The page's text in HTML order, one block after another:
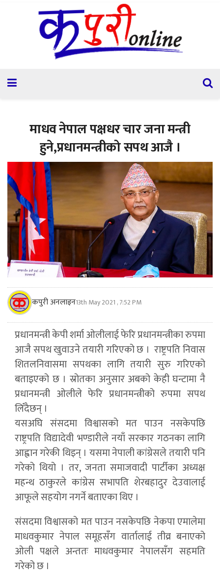
माधव नेपाल पक्षधर चार जना मन्त्री
हुने,प्रधानमन्त्रीको सपथ आजै ।
कपुरी अनलाइन13th May 2021 , 7:52 PM
प्रधानमन्त्री केपी शर्मा ओलीलाई फेरि प्रधानमन्त्रीका रुपमा
आजै सपथ खुवाउने तयारी गरिएको छ । राष्ट्रपति निवास
शितलनिवासमा सपथका लागि तयारी सुरु गरिएको
बताइएको छ । स्रोतका अनुसार अबको केही घन्टामा नै
प्रधानमन्त्री ओलीले फेरि प्रधानमन्त्रीको रुपमा सपथ
लिँदैछन् ।
यसअघि संसदमा विश्वासको मत पाउन नसकेपछि
राष्ट्रपति विद्यादेवी भण्डारीले नयाँ सरकार गठनका लागि
आह्वान गरेकी थिइन् । यसमा नेपाली कांग्रेसले तयारी पनि
गरेको थियो । तर, जनता समाजवादी पार्टीका अध्यक्ष
महन्थ ठाकुरले कांग्रेस सभापति शेरबहादुर देउवालाई
आफूले सहयोग नगर्ने बताएका थिए ।
संसदमा विश्वासको मत पाउन नसकेपछि नेकपा एमालेमा
माधवकुमार नेपाल समूहसँग वार्तालाई तीव्र बनाएको
ओली पक्षले अन्ततः माधवकुमार नेपालसँग सहमति
गरेको छ ।